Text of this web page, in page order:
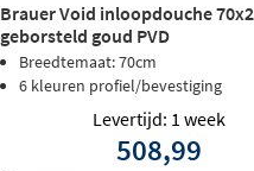
Brauer Void inloopdouche
geborsteld goud PVD
Breedtemaat: 70cm
6 kleuren profiel/bevestiging
Levertijd: 1 week
508,99